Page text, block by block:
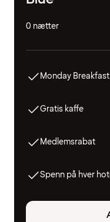
0 nætter
Monday Breakfast
Gratis kaffe
Medlemsrabat
Spenn på hver